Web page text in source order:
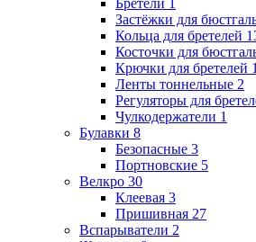
Застёжки для
Кольца для бретелей
Косточки для
Крючки для бретелей
Ленты тоннельные 2
Регуляторы для
Чулкодержатели 1
Булавки 8
Безопасные 3
Портновские 5
Велкро 30
Клеевая 3
Пришивная 27
Вспарыватели 2